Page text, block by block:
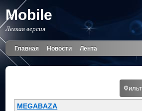
Mobile
Легкая версия
Главная Новости Лента
MEGABAZA